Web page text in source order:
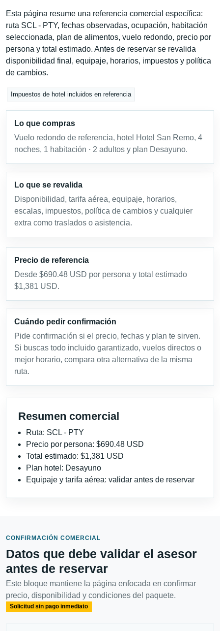
Esta página resume una referencia comercial específica:
ruta SCL - PTY, fechas observadas, ocupación, habitación
seleccionada, plan de alimentos, vuelo redondo, precio por
persona y total estimado. Antes de reservar se revalida
disponibilidad final, equipaje, horarios, impuestos y política
de cambios.
Impuestos de hotel incluidos en referencia
Lo que compras
Vuelo redondo de referencia, hotel Hotel San Remo, 4
noches, 1 habitación · 2 adultos y plan Desayuno.
Lo que se revalida
Disponibilidad, tarifa aérea, equipaje, horarios,
escalas, impuestos, política de cambios y cualquier
extra como traslados o asistencia.
Precio de referencia
Desde $690.48 USD por persona y total estimado
$1,381 USD.
Cuándo pedir confirmación
Pide confirmación si el precio, fechas y plan te sirven.
Si buscas todo incluido garantizado, vuelos directos o
mejor horario, compara otra alternativa de la misma
ruta.
Resumen comercial
Ruta: SCL - PTY
Precio por persona: $690.48 USD
Total estimado: $1,381 USD
Plan hotel: Desayuno
Equipaje y tarifa aérea: validar antes de reservar
CONFIRMACIÓN COMERCIAL
Datos que debe validar el asesor
antes de reservar
Este bloque mantiene la página enfocada en confirmar
precio, disponibilidad y condiciones del paquete.
Solicitud sin pago inmediato